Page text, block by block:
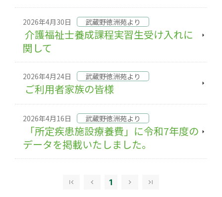
介護福祉士養成課程実習生受け入れに
関して
2026年4月30日 武蔵野徳洲苑より
ご利用者家族の皆様
2026年4月24日 武蔵野徳洲苑より
「所定疾患施設療養費」に令和7年度の
データを掲載いたしました。
2026年4月16日 武蔵野徳洲苑より
1